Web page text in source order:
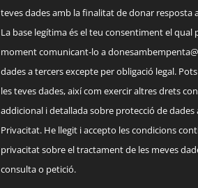
teves dades amb la finalitat de donar resposta
La base legítima és el teu consentiment el qual
moment comunicant-lo a
dades a tercers excepte per obligació legal.
les teves dades, així com exercir altres drets
addicional i detallada sobre protecció de dades
Privacitat. He llegit i accepto les condicions
privacitat sobre el tractament de les meves
consulta o petició.